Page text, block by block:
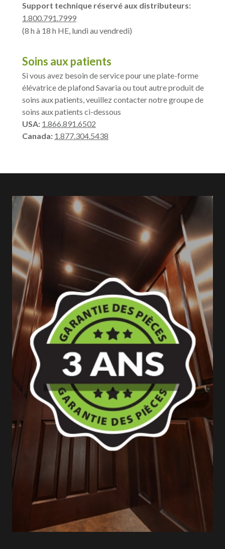
Support technique réservé aux distributeurs:
1.800.791.7999
(8 h à 18 h HE, lundi au vendredi)
Soins aux patients
Si vous avez besoin de service pour une plate-forme
élévatrice de plafond Savaria ou tout autre produit de
soins aux patients, veuillez contacter notre groupe de
soins aux patients ci-dessous
USA: 1.866.891.6502
Canada: 1.877.304.5438